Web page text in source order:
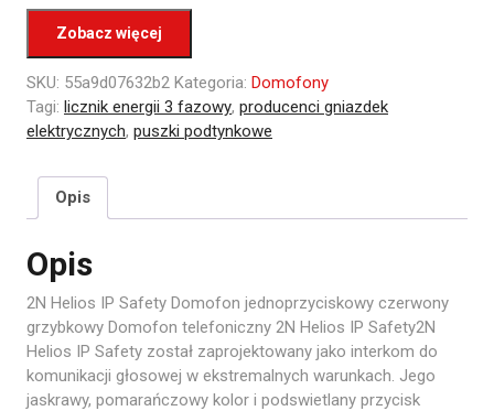
Zobacz więcej
SKU: 55a9d07632b2 Kategoria: Domofony
Tagi: licznik energii 3 fazowy, producenci gniazdek
elektrycznych, puszki podtynkowe
Opis
Opis
2N Helios IP Safety Domofon jednoprzyciskowy czerwony
grzybkowy Domofon telefoniczny 2N Helios IP Safety2N
Helios IP Safety został zaprojektowany jako interkom do
komunikacji głosowej w ekstremalnych warunkach. Jego
jaskrawy, pomarańczowy kolor i podswietlany przycisk